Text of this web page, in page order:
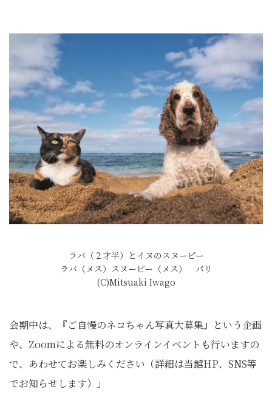
ラバ（２才半）とイヌのスヌーピー
ラバ（メス）スヌーピー（メス） パリ
(C)Mitsuaki Iwago
会期中は、『ご自慢のネコちゃん写真大募集』という企画
や、Zoomによる無料のオンラインイベントも行いますの
で、あわせてお楽しみください（詳細は当館HP、SNS等
でお知らせします）」